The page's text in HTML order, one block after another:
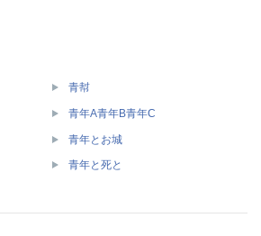
青幇
青年A青年B青年C
青年とお城
青年と死と